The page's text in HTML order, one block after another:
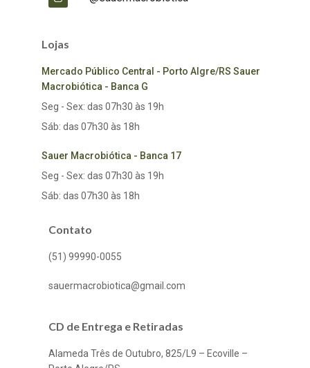
Lojas
Mercado Público Central - Porto Algre/RS Sauer
Macrobiótica - Banca G
Seg - Sex: das 07h30 às 19h
Sáb: das 07h30 às 18h
Sauer Macrobiótica - Banca 17
Seg - Sex: das 07h30 às 19h
Sáb: das 07h30 às 18h
Contato
(51) 99990-0055
sauermacrobiotica@gmail.com
CD de Entrega e Retiradas
Alameda Três de Outubro, 825/L9 – Ecoville –